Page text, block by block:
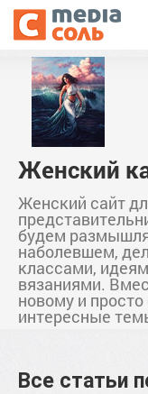
Женский
Женский сайт
будем
наболевшем,
классами,
вязаниями.
новому и
интересные
Все статьи